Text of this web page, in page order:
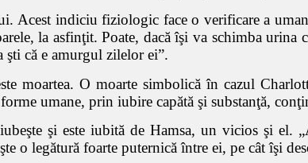
Acest indiciu fiziologic face o verificare a
la asfinţit. Poate, dacă îşi va schimba urina
şti că e amurgul zilelor ei”.
moartea. O moarte simbolică în cazul
umane, prin iubire capătă şi substanţă,
şi este iubită de Hamsa, un vicios şi el.
o legătură foarte puternică între ei, pe cât îşi